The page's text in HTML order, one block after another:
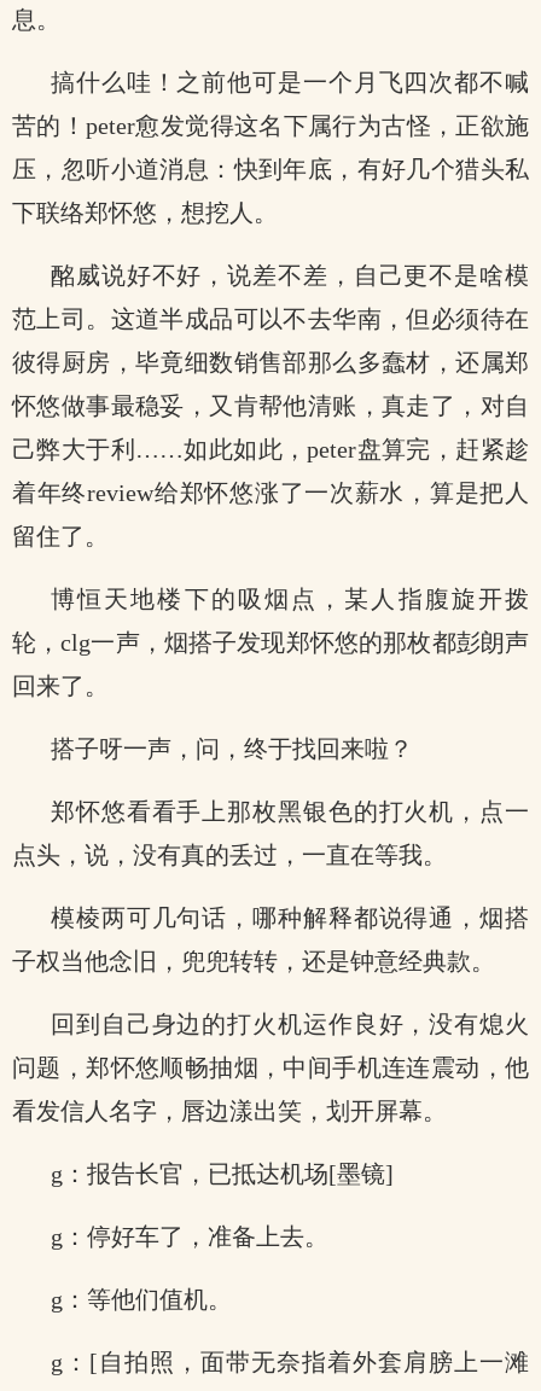
息。
搞什么哇！之前他可是一个月飞四次都不喊
苦的！peter愈发觉得这名下属行为古怪，正欲施
压，忽听小道消息：快到年底，有好几个猎头私
下联络郑怀悠，想挖人。
酩威说好不好，说差不差，自己更不是啥模
范上司。这道半成品可以不去华南，但必须待在
彼得厨房，毕竟细数销售部那么多蠢材，还属郑
怀悠做事最稳妥，又肯帮他清账，真走了，对自
己弊大于利……如此如此，peter盘算完，赶紧趁
着年终review给郑怀悠涨了一次薪水，算是把人
留住了。
博恒天地楼下的吸烟点，某人指腹旋开拨
轮，clg一声，烟搭子发现郑怀悠的那枚都彭朗声
回来了。
搭子呀一声，问，终于找回来啦？
郑怀悠看看手上那枚黑银色的打火机，点一
点头，说，没有真的丢过，一直在等我。
模棱两可几句话，哪种解释都说得通，烟搭
子权当他念旧，兜兜转转，还是钟意经典款。
回到自己身边的打火机运作良好，没有熄火
问题，郑怀悠顺畅抽烟，中间手机连连震动，他
看发信人名字，唇边漾出笑，划开屏幕。
g：报告长官，已抵达机场[墨镜]
g：停好车了，准备上去。
g：等他们值机。
g：[自拍照，面带无奈指着外套肩膀上一滩